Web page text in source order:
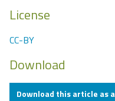
License
CC-BY
Download
Download this article as a